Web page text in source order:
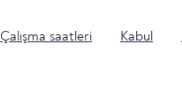
Çalışma saatleri Kabul